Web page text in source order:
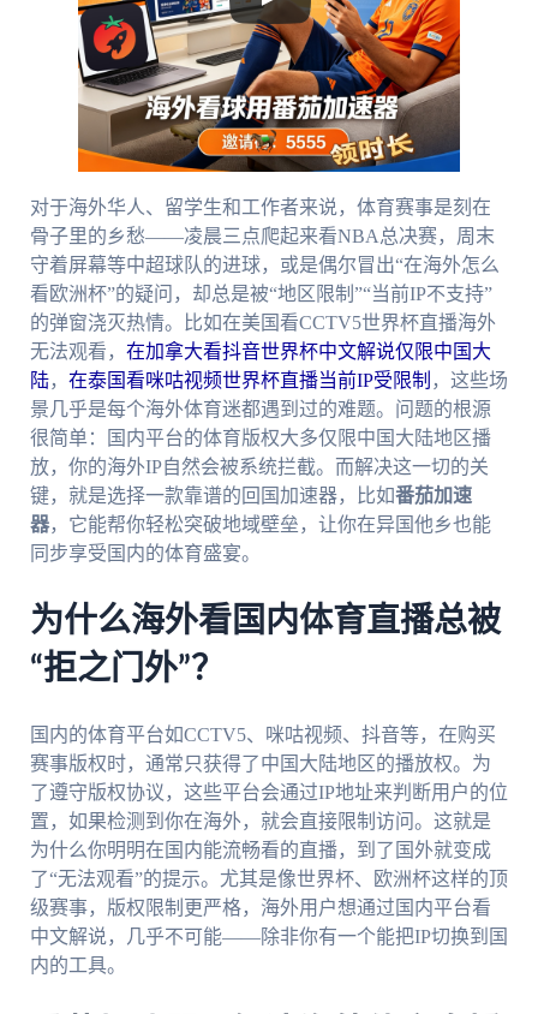
对于海外华人、留学生和工作者来说，体育赛事是刻在
骨子里的乡愁——凌晨三点爬起来看NBA总决赛，周末
守着屏幕等中超球队的进球，或是偶尔冒出“在海外怎么
看欧洲杯”的疑问，却总是被“地区限制”“当前IP不支持”
的弹窗浇灭热情。比如在美国看CCTV5世界杯直播海外
无法观看， 在加拿大看抖音世界杯中文解说仅限中国大
陆， 在泰国看咪咕视频世界杯直播当前IP受限制 ，这些场
景几乎是每个海外体育迷都遇到过的难题。问题的根源
很简单：国内平台的体育版权大多仅限中国大陆地区播
放，你的海外IP自然会被系统拦截。而解决这一切的关
键，就是选择一款靠谱的回国加速器，比如番茄加速
器，它能帮你轻松突破地域壁垒，让你在异国他乡也能
同步享受国内的体育盛宴。
为什么海外看国内体育直播总被
“拒之门外”？
国内的体育平台如CCTV5、咪咕视频、抖音等，在购买
赛事版权时，通常只获得了中国大陆地区的播放权。为
了遵守版权协议，这些平台会通过IP地址来判断用户的位
置，如果检测到你在海外，就会直接限制访问。这就是
为什么你明明在国内能流畅看的直播，到了国外就变成
了“无法观看”的提示。尤其是像世界杯、欧洲杯这样的顶
级赛事，版权限制更严格，海外用户想通过国内平台看
中文解说，几乎不可能——除非你有一个能把IP切换到国
内的工具。